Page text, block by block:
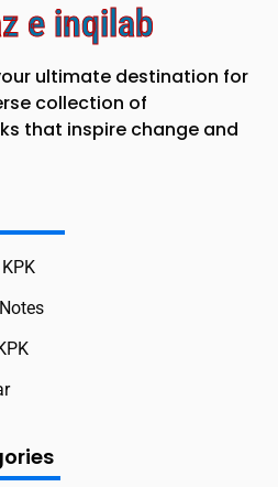
e inqilab
ultimate destination for
collection of
that inspire change and